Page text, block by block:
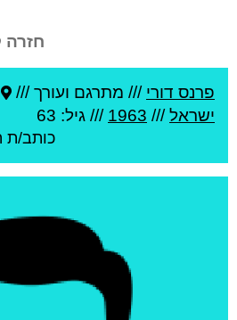
חזרה
פרנס דורי /// מתרגם ועורך ///
ישראל///
1963 /// גיל: 63
כותב/ת